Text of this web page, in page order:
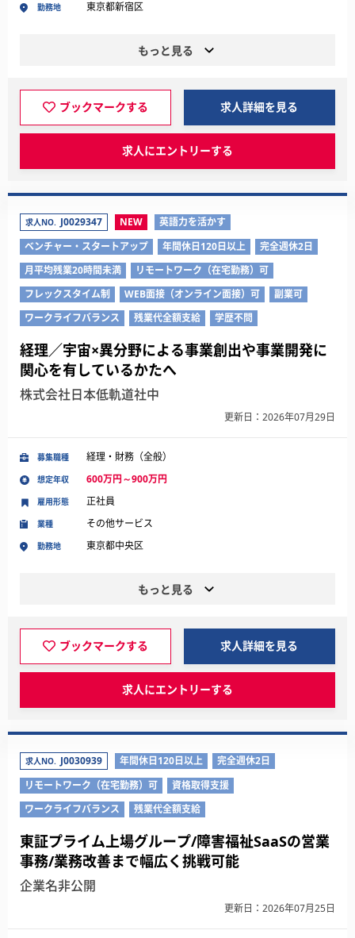
勤務地 東京都新宿区
もっと見る
ブックマークする 求人詳細を見る
求人にエントリーする
求人NO. J0029347 NEW
英語力を活かす
ベンチャー・スタートアップ
年間休日120日以上
完全週休2日
月平均残業20時間未満
リモートワーク（在宅勤務）可
フレックスタイム制
WEB面接（オンライン面接）可
副業可
ワークライフバランス
残業代全額支給 学歴不問
経理／宇宙×異分野による事業創出や事業開発に
関心を有しているかたへ
株式会社日本低軌道社中
更新日：2026年07月29日
募集職種 経理・財務（全般）
想定年収 600万円～900万円
業種 その他サービス
勤務地 東京都中央区
雇用形態 正社員
もっと見る
ブックマークする 求人詳細を見る
求人にエントリーする
求人NO. J0030939 年間休日120日以上
完全週休2日
リモートワーク（在宅勤務）可
資格取得支援
ワークライフバランス
残業代全額支給
東証プライム上場グループ/障害福祉SaaSの営業
事務/業務改善まで幅広く挑戦可能
企業名非公開
更新日：2026年07月25日